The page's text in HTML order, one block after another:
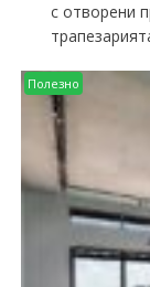
с отворени
Полезно